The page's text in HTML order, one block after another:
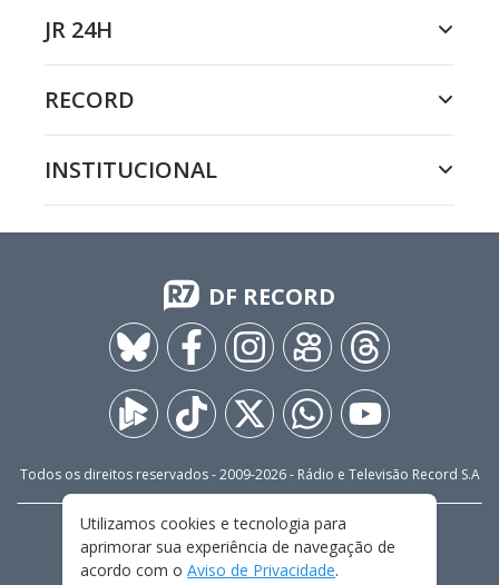
JR 24H
RECORD
INSTITUCIONAL
DF RECORD
Todos os direitos reservados - 2009-2026- Rádio e Televisão Record S.A
FALE CONOSCO
PRIVACIDADE
TERMOS E CONDIÇÕES DE USO
Utilizamos cookies e tecnologia para
aprimorar sua experiência de navegação de
acordo com o Aviso de Privacidade.